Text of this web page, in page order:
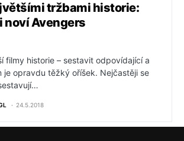
tržbami historie:
noví Avengers
filmy historie – sestavit odpovídající a
je opravdu těžký oříšek. Nejčastěji se
24.5.2018